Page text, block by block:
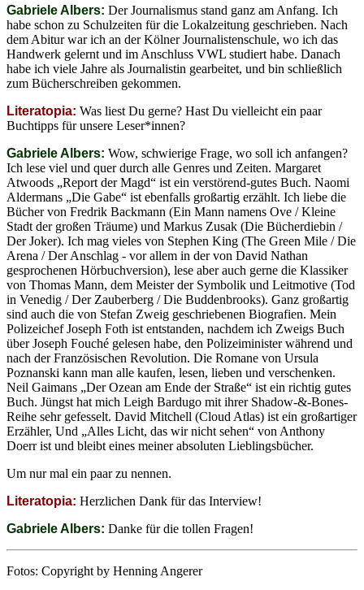
Gabriele Albers: Der Journalismus stand ganz am Anfang. Ich
habe schon zu Schulzeiten für die Lokalzeitung geschrieben. Nach
dem Abitur war ich an der Kölner Journalistenschule, wo ich das
Handwerk gelernt und im Anschluss VWL studiert habe. Danach
habe ich viele Jahre als Journalistin gearbeitet, und bin schließlich
zum Bücherschreiben gekommen.
Literatopia: Was liest Du gerne? Hast Du vielleicht ein paar
Buchtipps für unsere Leser*innen?
Gabriele Albers: Wow, schwierige Frage, wo soll ich anfangen?
Ich lese viel und quer durch alle Genres und Zeiten. Margaret
Atwoods „Report der Magd“ ist ein verstörend-gutes Buch. Naomi
Aldermans „Die Gabe“ ist ebenfalls großartig erzählt. Ich liebe die
Bücher von Fredrik Backmann (Ein Mann namens Ove / Kleine
Stadt der großen Träume) und Markus Zusak (Die Bücherdiebin /
Der Joker). Ich mag vieles von Stephen King (The Green Mile / Die
Arena / Der Anschlag - vor allem in der von David Nathan
gesprochenen Hörbuchversion), lese aber auch gerne die Klassiker
von Thomas Mann, dem Meister der Symbolik und Leitmotive (Tod
in Venedig / Der Zauberberg / Die Buddenbrooks). Ganz großartig
sind auch die von Stefan Zweig geschriebenen Biografien. Mein
Polizeichef Joseph Foth ist entstanden, nachdem ich Zweigs Buch
über Joseph Fouché gelesen habe, den Polizeiminister während und
nach der Französischen Revolution. Die Romane von Ursula
Poznanski kann man alle kaufen, lesen, lieben und verschenken.
Neil Gaimans „Der Ozean am Ende der Straße“ ist ein richtig gutes
Buch. Jüngst hat mich Leigh Bardugo mit ihrer Shadow-&-Bones-
Reihe sehr gefesselt. David Mitchell (Cloud Atlas) ist ein großartiger
Erzähler, Und „Alles Licht, das wir nicht sehen“ von Anthony
Doerr ist und bleibt eines meiner absoluten Lieblingsbücher.
Um nur mal ein paar zu nennen.
Literatopia: Herzlichen Dank für das Interview!
Gabriele Albers: Danke für die tollen Fragen!
Fotos: Copyright by Henning Angerer